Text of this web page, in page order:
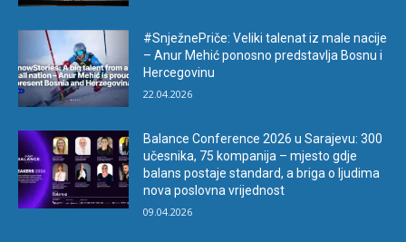
#SnježnePriče: Veliki talenat iz male nacije
– Anur Mehić ponosno predstavlja Bosnu i
Hercegovinu
22.04.2026
Balance Conference 2026 u Sarajevu: 300
učesnika, 75 kompanija – mjesto gdje
balans postaje standard, a briga o ljudima
nova poslovna vrijednost
09.04.2026